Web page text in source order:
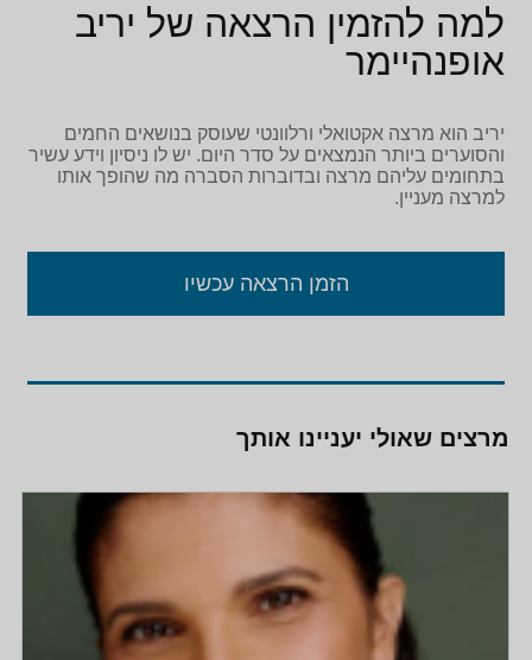
למה להזמין הרצאה של יריב
אופנהיימר
יריב הוא מרצה אקטואלי ורלוונטי שעוסק בנושאים החמים
והסוערים ביותר הנמצאים על סדר היום. יש לו ניסיון וידע עשיר
בתחומים עליהם מרצה ובדוברות הסברה מה שהופך אותו
למרצה מעניין.
הזמן הרצאה עכשיו
מרצים שאולי יעניינו אותך